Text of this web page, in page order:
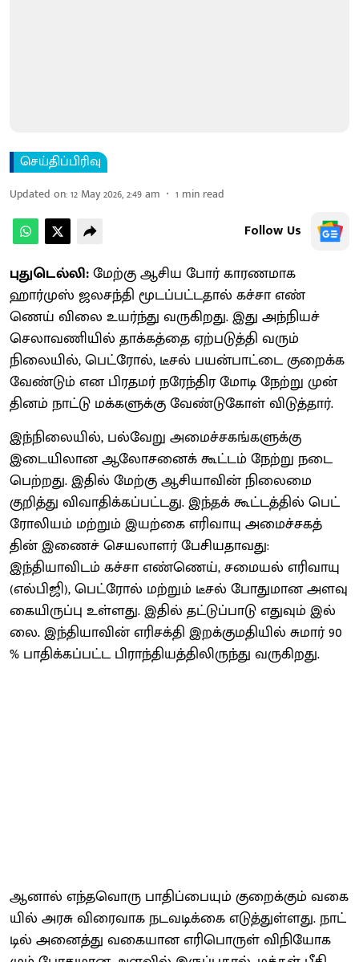
செய்திப்பிரிவு
Updated on:12 May 2026, 2:49 am 1 min read
Follow Us
புதுடெல்லி:மேற்கு ஆசிய போர் காரண​மாக
ஹார்முஸ் ஜலசந்தி மூடப்பட்டதால் கச்சா எண்​
ணெய் விலை உயர்ந்து வரு​கிறது. இது அந்​நியச்
செலா​வணி​யில் தாக்​கத்தை ஏற்​படுத்தி வரும்
நிலையில், பெட்​ரோல், டீசல் பயன்​பாட்டை குறைக்க
வேண்​டும் என பிரதமர் நரேந்​திர மோடி நேற்று முன்​
தினம் நாட்டு மக்களுக்கு வேண்​டு​கோள் விடுத்​தார்.
இந்​நிலை​யில், பல்​வேறு அமைச்​சகங்​களுக்கு
இடையி​லான ஆலோ​சனைக் கூட்​டம் நேற்று நடை​
பெற்​றது. இதில் மேற்கு ஆசியா​வின் நிலைமை
குறித்து விவா​திக்​கப்​பட்​டது. இந்​தக் கூட்டத்​தில் பெட்​
ரோலி​யம் மற்​றும் இயற்கை எரி​வாயு அமைச்சகத்​
தின் இணைச் செய​லா​ளர் பேசி​ய​தாவது:
இந்தியாவிடம் கச்சா எண்​ணெய், சமையல் எரி​வாயு
(எல்​பிஜி), பெட்​ரோல் மற்​றும் டீசல் போது​மான அளவு
கையிருப்பு உள்​ளது. இதில் தட்​டுப்​பாடு எது​வும் இல்​
லை. இந்​தி​யா​வின் எரிசக்தி இறக்​கும​தி​யில் சுமார் 90
% பாதிக்​கப்​பட்ட பிராந்​தி​யத்​திலிருந்து வருகிறது.
ஆனால் எந்​தவொரு பாதிப்​பை​யும் குறைக்​கும் வகை​
யில் அரசு விரை​வாக நடவடிக்கை எடுத்​துள்​ளது. நாட்​
டில் அனைத்து வகையான எரிபொருள் விநி​யோக​